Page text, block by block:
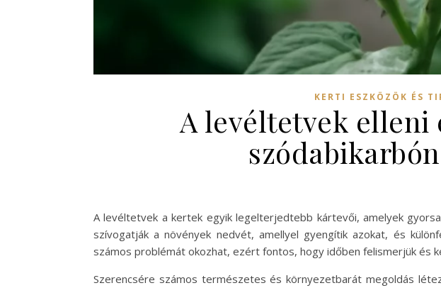
KERTI ESZKÖZÖK ÉS
A levéltetvek elleni
A levéltetvek a kertek egyik legelterjedtebb kártevői, amelyek
szívogatják a növények nedvét, amellyel gyengítik azokat, és
számos problémát okozhat, ezért fontos, hogy időben felismerjük és
Szerencsére számos természetes és környezetbarát megoldás